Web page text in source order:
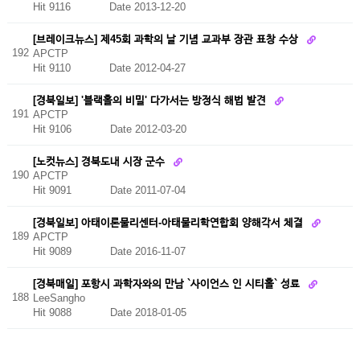
Hit 9116
Date 2013-12-20
192
[브레이크뉴스] 제45회 과학의 날 기념 교과부 장관 표창 수상
APCTP
Hit 9110
Date 2012-04-27
191
[경북일보] '블랙홀의 비밀' 다가서는 방정식 해법 발견
APCTP
Hit 9106
Date 2012-03-20
190
[노컷뉴스] 경북도내 시장 군수
APCTP
Hit 9091
Date 2011-07-04
189
[경북일보] 아태이론물리센터-아태물리학연합회 양해각서 체결
APCTP
Hit 9089
Date 2016-11-07
188
[경북매일] 포항시 과학자와의 만남 `사이언스 인 시티홀` 성료
LeeSangho
Hit 9088
Date 2018-01-05